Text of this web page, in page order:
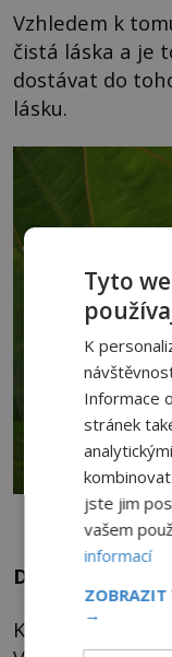
Vzhledem k
čistá láska a je
dostávat do
lásku.
Děkuji ti
Když vyslovíte
Tyto
K
Informace
stránek
jste jim
vašem
informací
ZOBRAZIT
→